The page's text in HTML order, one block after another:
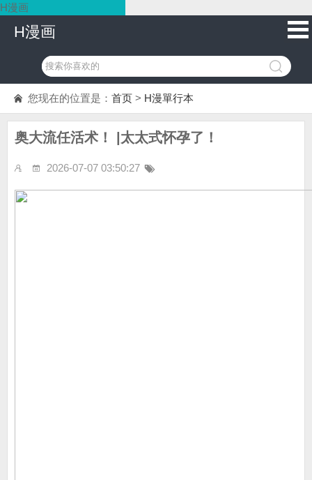
H漫画
H漫画
您现在的位置是： 首页 > H漫單行本
奥大流任活术！ |太太式怀孕了！
2026-07-07 03:50:27